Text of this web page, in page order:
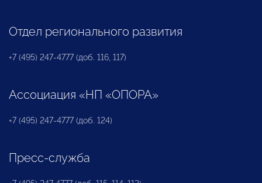
Отдел регионального развития
+7 (495) 247-4777 (доб. 116, 117)
Ассоциация «НП «ОПОРА»
+7 (495) 247-4777 (доб. 124)
Пресс-служба